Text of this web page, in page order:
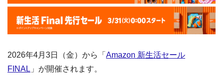
2026年4月3日（金）から「 Amazon 新生活セール
FINAL 」が開催されます。